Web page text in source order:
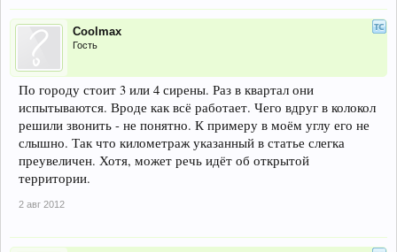
Coolmax
Гость
По городу стоит 3 или 4 сирены. Раз в квартал они
испытываются. Вроде как всё работает. Чего вдруг в колокол
решили звонить - не понятно. К примеру в моём углу его не
слышно. Так что километраж указанный в статье слегка
преувеличен. Хотя, может речь идёт об открытой
территории.
2 авг 2012